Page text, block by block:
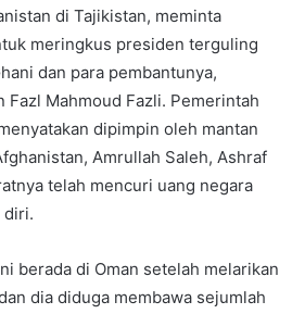
di Tajikistan, meminta
meringkus presiden terguling
dan para pembantunya,
Fazl Mahmoud Fazli. Pemerintah
dipimpin oleh mantan
Amrullah Saleh, Ashraf
telah mencuri uang negara
diri.
berada di Oman setelah melarikan
dia diduga membawa sejumlah